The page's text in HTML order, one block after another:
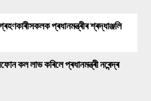
প্ৰধানমন্ত্ৰীৰ শ্ৰদ্ধাঞ্জলি
কল লাভ কৰিলে প্ৰধানমন্ত্ৰী নৰেন্দ্ৰ